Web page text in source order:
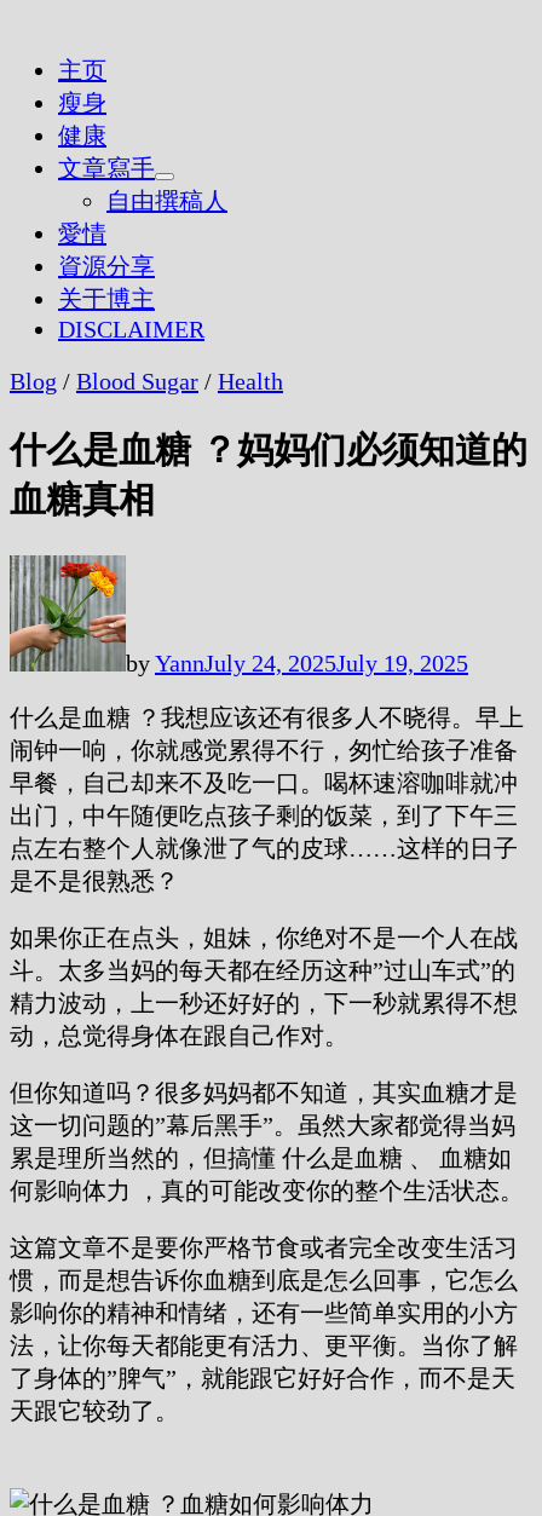
主页
瘦身
健康
文章寫手
Show
sub
自由撰稿人
愛情
資源分享
关于博主
DISCLAIMER
Blog / Blood Sugar / Health
什么是血糖 ？妈妈们必须知道的
血糖真相
byYannJuly 24, 2025July 19, 2025
什么是血糖 ？我想应该还有很多人不晓得。早上
闹钟一响，你就感觉累得不行，匆忙给孩子准备
早餐，自己却来不及吃一口。喝杯速溶咖啡就冲
出门，中午随便吃点孩子剩的饭菜，到了下午三
点左右整个人就像泄了气的皮球……这样的日子
是不是很熟悉？
如果你正在点头，姐妹，你绝对不是一个人在战
斗。太多当妈的每天都在经历这种”过山车式”的
精力波动，上一秒还好好的，下一秒就累得不想
动，总觉得身体在跟自己作对。
但你知道吗？很多妈妈都不知道，其实血糖才是
这一切问题的”幕后黑手”。虽然大家都觉得当妈
累是理所当然的，但搞懂 什么是血糖 、 血糖如
何影响体力 ，真的可能改变你的整个生活状态。
这篇文章不是要你严格节食或者完全改变生活习
惯，而是想告诉你血糖到底是怎么回事，它怎么
影响你的精神和情绪，还有一些简单实用的小方
法，让你每天都能更有活力、更平衡。当你了解
了身体的”脾气”，就能跟它好好合作，而不是天
天跟它较劲了。